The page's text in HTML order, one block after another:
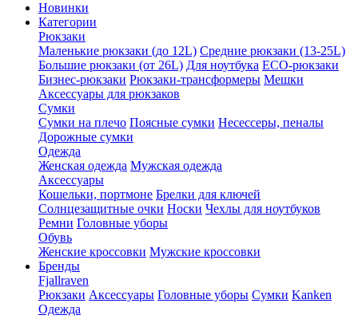
Новинки
Категории
Рюкзаки
Маленькие рюкзаки (до 12L) Средние рюкзаки (13-25L)
Большие рюкзаки (от 26L) Для ноутбука ECO-рюкзаки
Бизнес-рюкзаки Рюкзаки-трансформеры Мешки
Аксессуары для рюкзаков
Сумки
Сумки на плечо Поясные сумки Несессеры, пеналы
Дорожные сумки
Одежда
Женская одежда Мужская одежда
Аксессуары
Кошельки, портмоне Брелки для ключей
Солнцезащитные очки Носки Чехлы для ноутбуков
Ремни Головные уборы
Обувь
Женские кроссовки Мужские кроссовки
Бренды
Fjallraven
Рюкзаки Аксессуары Головные уборы Сумки Kanken
Одежда